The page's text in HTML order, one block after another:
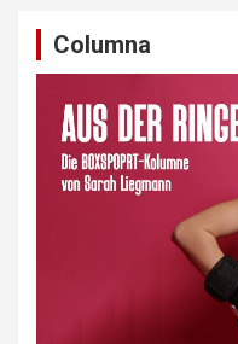
Columna